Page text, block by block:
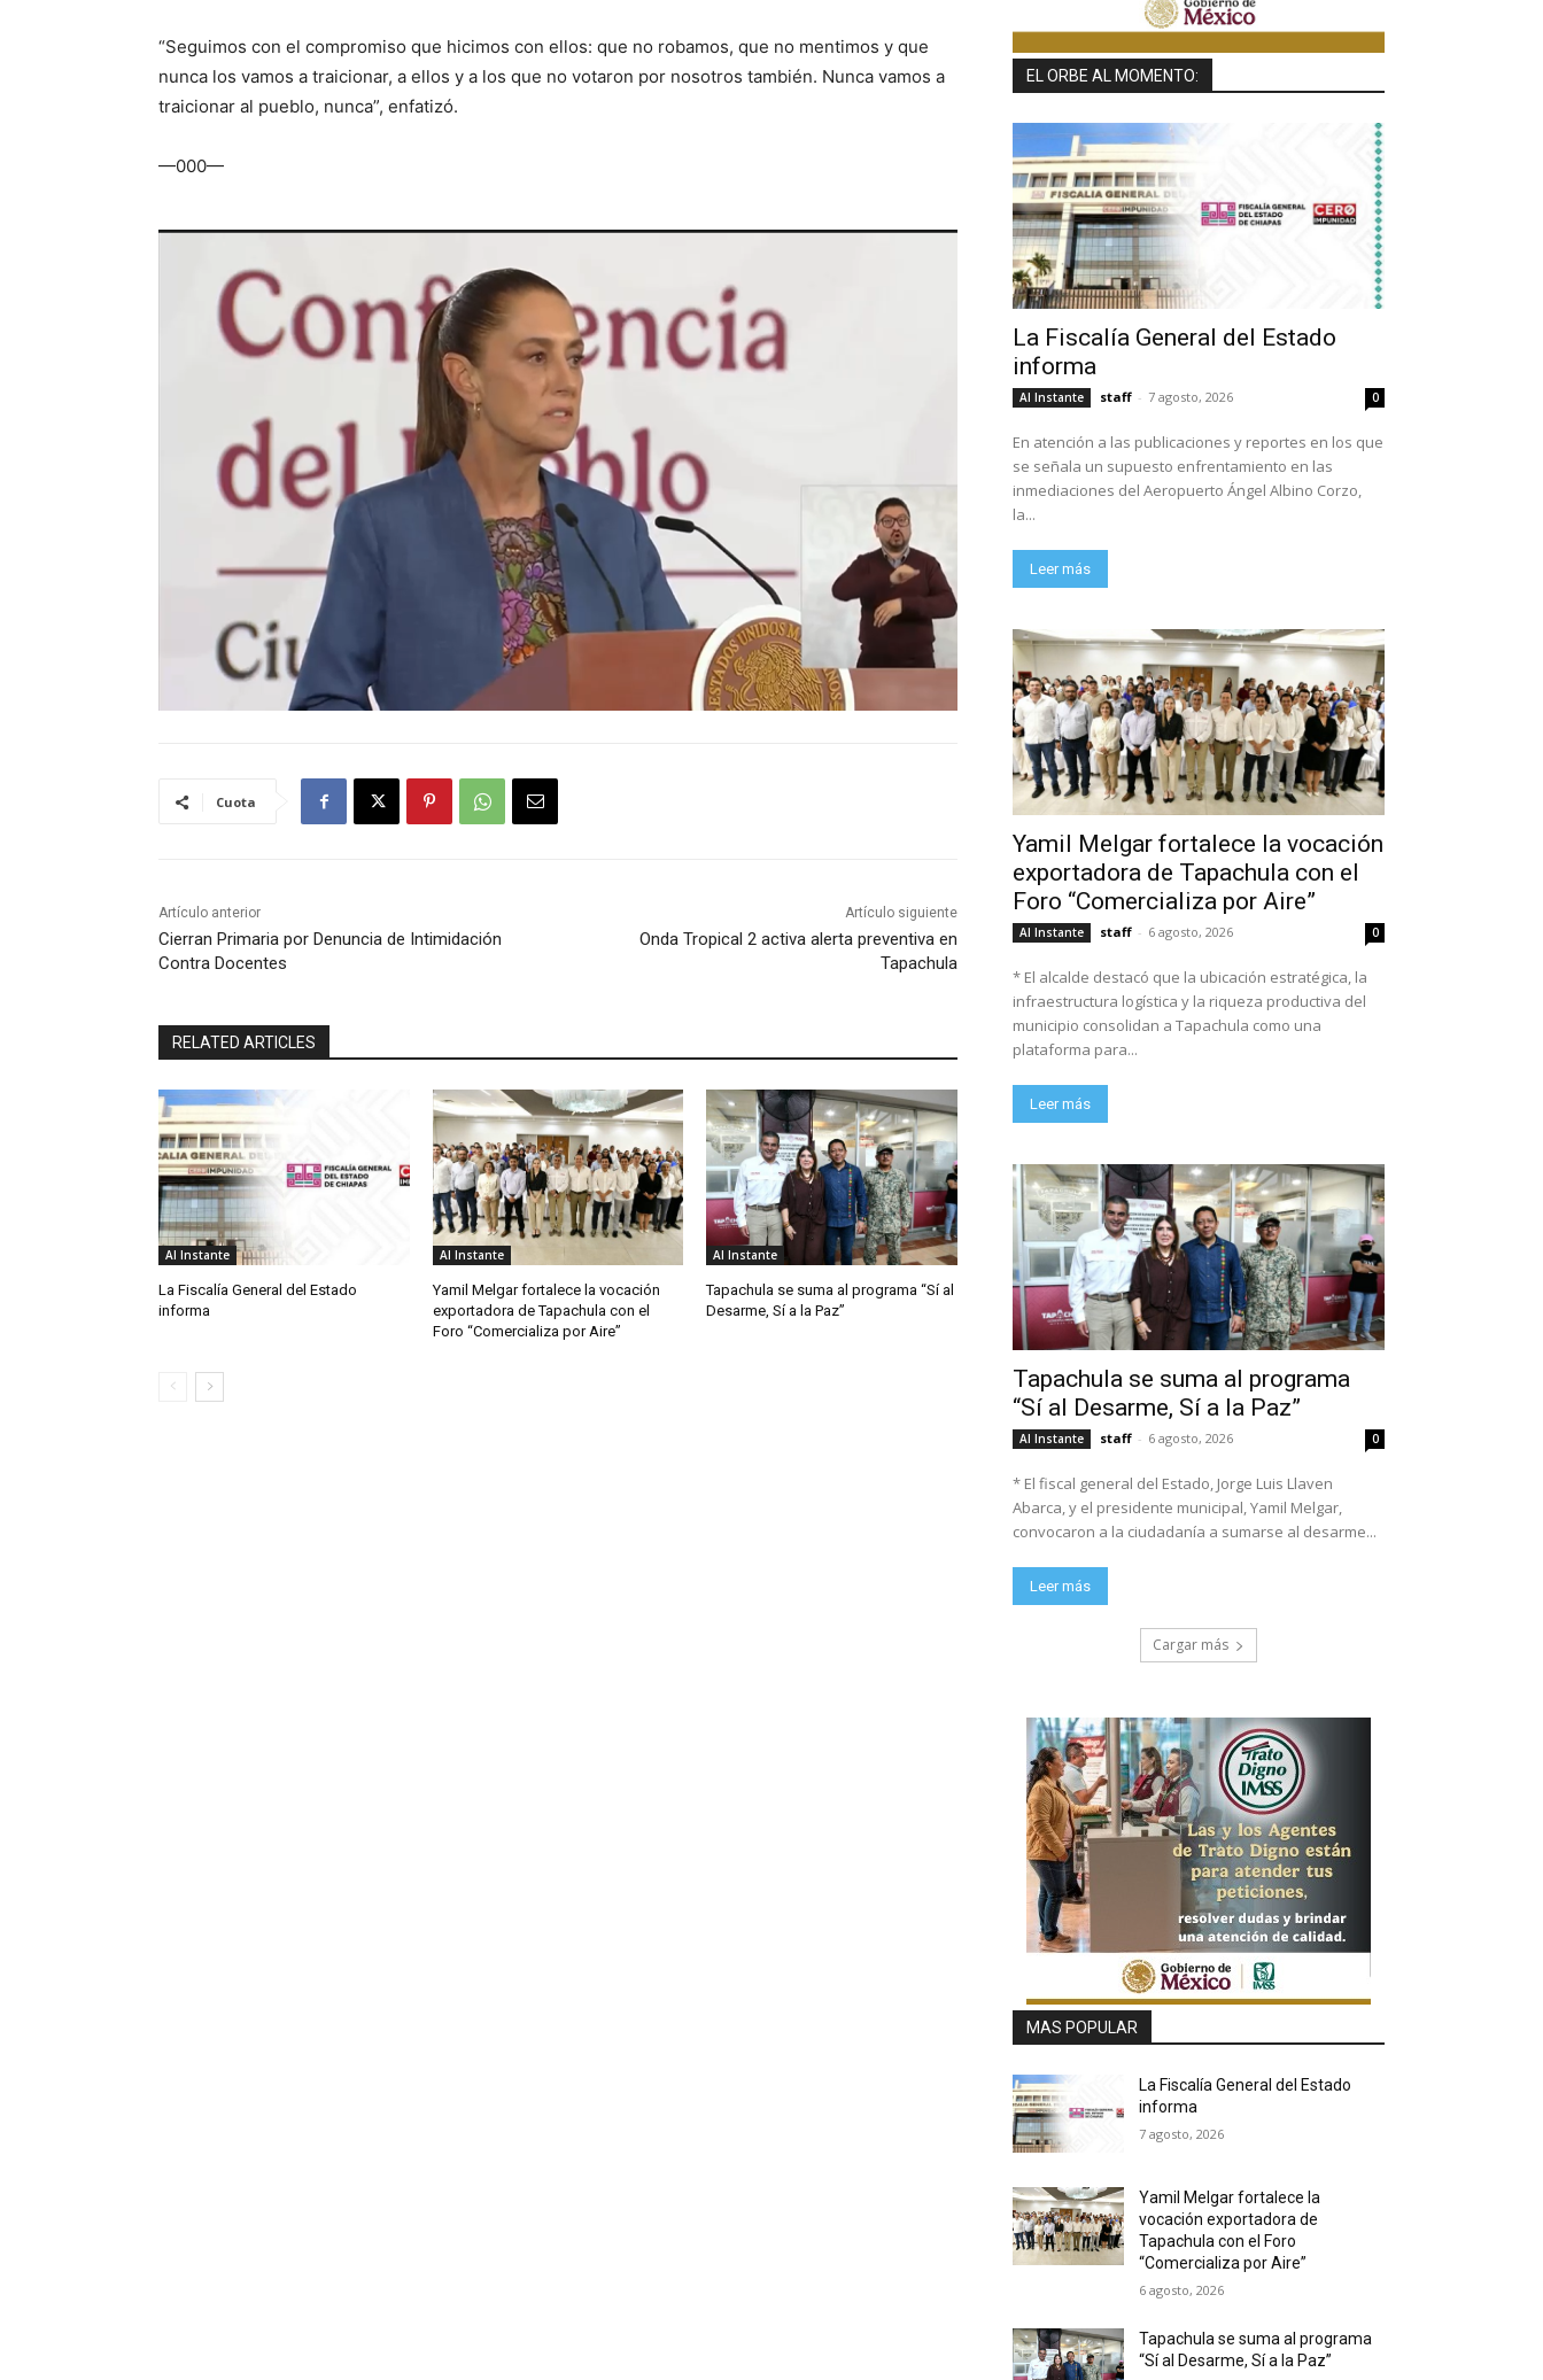
“Seguimos con el compromiso que hicimos con ellos: que no robamos, que no mentimos y que
nunca los vamos a traicionar, a ellos y a los que no votaron por nosotros también. Nunca vamos a
traicionar al pueblo, nunca”, enfatizó.
—000—
Cuota
Artículo anterior
Cierran Primaria por Denuncia de Intimidación
Contra Docentes
Artículo siguiente
Onda Tropical 2 activa alerta preventiva en
Tapachula
RELATED ARTICLES
Al Instante
La Fiscalía General del Estado
informa
Al Instante
Yamil Melgar fortalece la vocación
exportadora de Tapachula con el
Foro “Comercializa por Aire”
Al Instante
Tapachula se suma al programa “Sí al
Desarme, Sí a la Paz”
EL ORBE AL MOMENTO:
La Fiscalía General del Estado
informa
Al Instante staff - 7 agosto, 2026 0
En atención a las publicaciones y reportes en los que
se señala un supuesto enfrentamiento en las
inmediaciones del Aeropuerto Ángel Albino Corzo,
la...
Leer más
Yamil Melgar fortalece la vocación
exportadora de Tapachula con el
Foro “Comercializa por Aire”
Al Instante staff - 6 agosto, 2026 0
* El alcalde destacó que la ubicación estratégica, la
infraestructura logística y la riqueza productiva del
municipio consolidan a Tapachula como una
plataforma para...
Leer más
Tapachula se suma al programa
“Sí al Desarme, Sí a la Paz”
Al Instante staff - 6 agosto, 2026 0
* El fiscal general del Estado, Jorge Luis Llaven
Abarca, y el presidente municipal, Yamil Melgar,
convocaron a la ciudadanía a sumarse al desarme...
Leer más
Cargar más
MAS POPULAR
La Fiscalía General del Estado
informa
7 agosto, 2026
Yamil Melgar fortalece la
vocación exportadora de
Tapachula con el Foro
“Comercializa por Aire”
6 agosto, 2026
Tapachula se suma al programa
“Sí al Desarme, Sí a la Paz”